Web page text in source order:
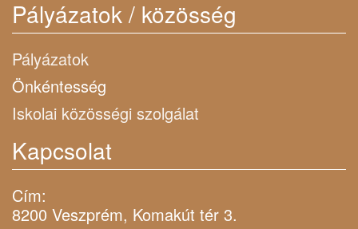
Pályázatok / közösség
Pályázatok
Önkéntesség
Iskolai közösségi szolgálat
Kapcsolat
Cím:
8200 Veszprém, Komakút tér 3.